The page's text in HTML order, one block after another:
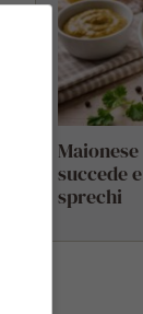
succede
sprechi